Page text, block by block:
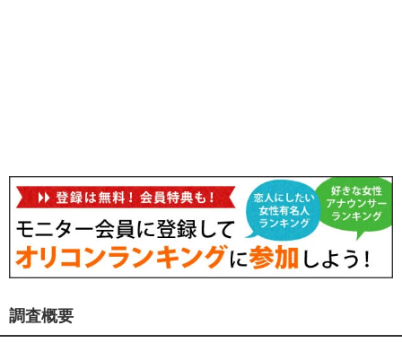
調査概要